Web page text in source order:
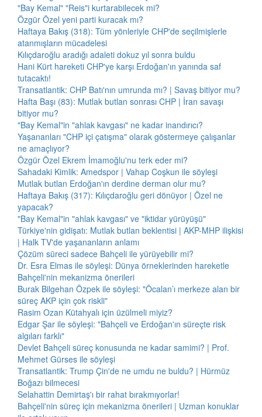
"Bay Kemal" "Reis"i kurtarabilecek mi?
Özgür Özel yeni parti kuracak mı?
Haftaya Bakış (318): Tüm yönleriyle CHP'de seçilmişlerle
atanmışların mücadelesi
Kılıçdaroğlu aradığı adaleti dokuz yıl sonra buldu
Hani Kürt hareketi CHP'ye karşı Erdoğan'ın yanında saf
tutacaktı!
Transatlantik: CHP Batı'nın umrunda mı? | Savaş bitiyor mu?
Hafta Başı (83): Mutlak butlan sonrası CHP | İran savaşı
bitiyor mu?
"Bay Kemal"in "ahlak kavgası" ne kadar inandırıcı?
Yaşananları "CHP içi çatışma" olarak göstermeye çalışanlar
ne amaçlıyor?
Özgür Özel Ekrem İmamoğlu'nu terk eder mi?
Sahadaki Kimlik: Amedspor | Vahap Coşkun ile söyleşi
Mutlak butlan Erdoğan'ın derdine derman olur mu?
Haftaya Bakış (317): Kılıçdaroğlu geri dönüyor | Özel ne
yapacak?
"Bay Kemal"in "ahlak kavgası" ve "iktidar yürüyüşü"
Türkiye'nin gidişatı: Mutlak butlan beklentisi | AKP-MHP ilişkisi
| Halk TV'de yaşananların anlamı
Çözüm süreci sadece Bahçeli ile yürüyebilir mi?
Dr. Esra Elmas ile söyleşi: Dünya örneklerinden hareketle
Bahçeli'nin mekanizma önerileri
Burak Bilgehan Özpek ile söyleşi: "Öcalan’ı merkeze alan bir
süreç AKP için çok riskli"
Rasim Ozan Kütahyalı için üzülmeli miyiz?
Edgar Şar ile söyleşi: "Bahçeli ve Erdoğan'ın süreçte risk
algıları farklı"
Devlet Bahçeli süreç konusunda ne kadar samimi? | Prof.
Mehmet Gürses ile söyleşi
Transatlantik: Trump Çin'de ne umdu ne buldu? | Hürmüz
Boğazı bilmecesi
Selahattin Demirtaş'ı bir rahat bırakmıyorlar!
Bahçeli'nin süreç için mekanizma önerileri | Uzman konuklar